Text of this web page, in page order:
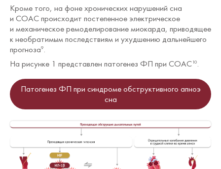
Кроме того, на фоне хронических нарушений сна
и СОАС происходит постепенное электрическое
и механическое ремоделирование миокарда, приводящее
к необратимым последствиям и ухудшению дальнейшего
прогноза9.
На рисунке 1 представлен патогенез ФП при СОАС10.
Патогенез ФП при синдроме обструктивного апноэ
сна